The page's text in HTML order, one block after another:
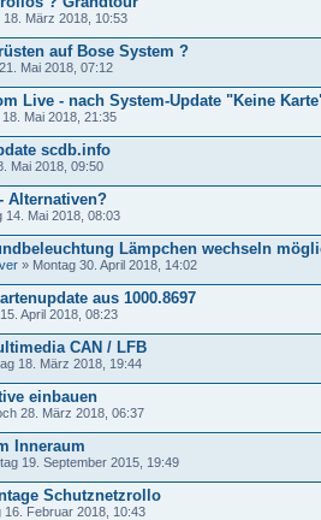
18. März 2018, 10:53
auf Bose System ?
Mai 2018, 07:12
Live - nach System-Update "Keine
Mai 2018, 21:35
scdb.info
Mai 2018, 09:50
Alternativen?
14. Mai 2018, 08:03
Lämpchen wechseln
» Montag 30. April 2018, 14:02
aus 1000.8697
April 2018, 08:23
CAN / LFB
18. März 2018, 19:44
einbauen
28. März 2018, 06:37
Inneraum
19. September 2015, 19:49
Schutznetzrollo
16. Februar 2018, 10:43